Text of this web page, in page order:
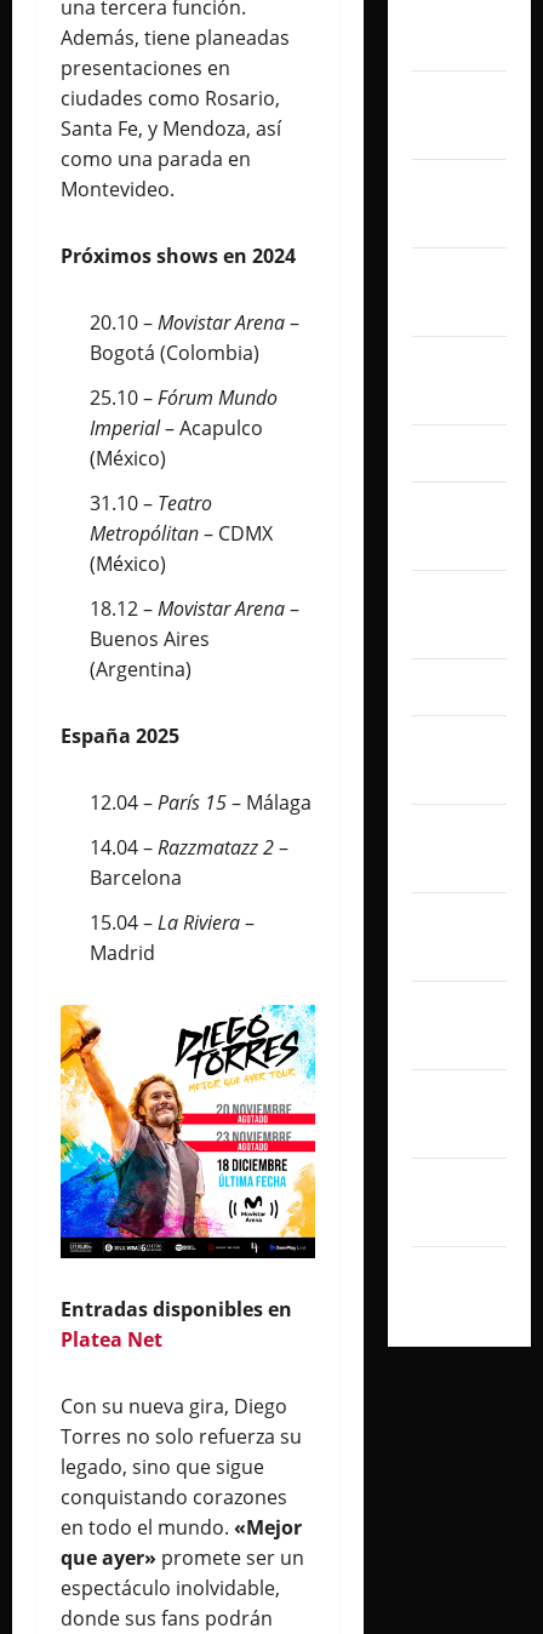
una tercera función.
Además, tiene planeadas
presentaciones en
ciudades como Rosario,
Santa Fe, y Mendoza, así
como una parada en
Montevideo.
Próximos shows en 2024
20.10 –Movistar Arena–
Bogotá (Colombia)
25.10 –Fórum Mundo
Imperial– Acapulco
(México)
31.10 – Teatro
Metropólitan– CDMX
(México)
18.12 –Movistar Arena–
Buenos Aires
(Argentina)
España 2025
12.04 –París 15– Málaga
14.04 –Razzmatazz 2–
Barcelona
15.04 –La Riviera–
Madrid
Entradas disponibles en
Platea Net
Con su nueva gira, Diego
Torres no solo refuerza su
legado, sino que sigue
conquistando corazones
en todo el mundo. «Mejor
que ayer» promete ser un
espectáculo inolvidable,
donde sus fans podrán